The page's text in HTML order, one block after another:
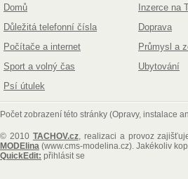
Domů Inzerce na
Důležitá telefonní čísla
Doprava
Počítače a internet
Průmysl a
Sport a volný čas
Ubytování
Psí útulek
Počet zobrazení této stránky (Opravy, instalace
© 2010 TACHOV.cz, realizaci a provoz
MODElina (www.cms-modelina.cz) . Jakékoliv
QuickEdit: přihlásit se